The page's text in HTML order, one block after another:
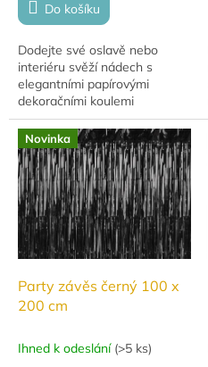
Do košíku
Dodejte své oslavě nebo
interiéru svěží nádech s
elegantními papírovými
dekoračními koulemi
Honeycomb v odstínu
voda/tyrkys. Sada obsahuje 3
dekorativní koule různých
velikostí,...
Novinka
Party závěs černý 100 x
200 cm
Ihned k odeslání (>5 ks)